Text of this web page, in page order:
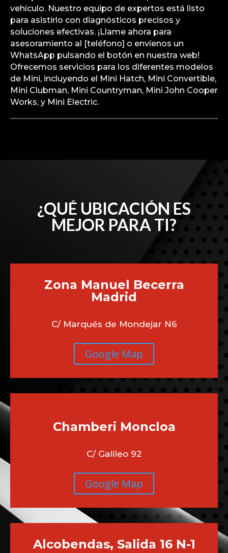
vehículo. Nuestro equipo de expertos está listo
para asistirlo con diagnósticos precisos y
soluciones efectivas. ¡Llame ahora para
asesoramiento al [teléfono] o envíenos un
WhatsApp pulsando el botón en nuestra web!
Ofrecemos servicios para los diferentes modelos
de Mini, incluyendo el Mini Hatch, Mini Convertible,
Mini Clubman, Mini Countryman, Mini John Cooper
Works, y Mini Electric.
¿QUÉ UBICACIÓN ES
MEJOR PARA TI?
Zona Manuel Becerra
Madrid
C/ Marqués de Mondejar N6
Google Map
Chamberi Moncloa
C/ Galileo 92
Google Map
Alcobendas, Salida 16 N-1